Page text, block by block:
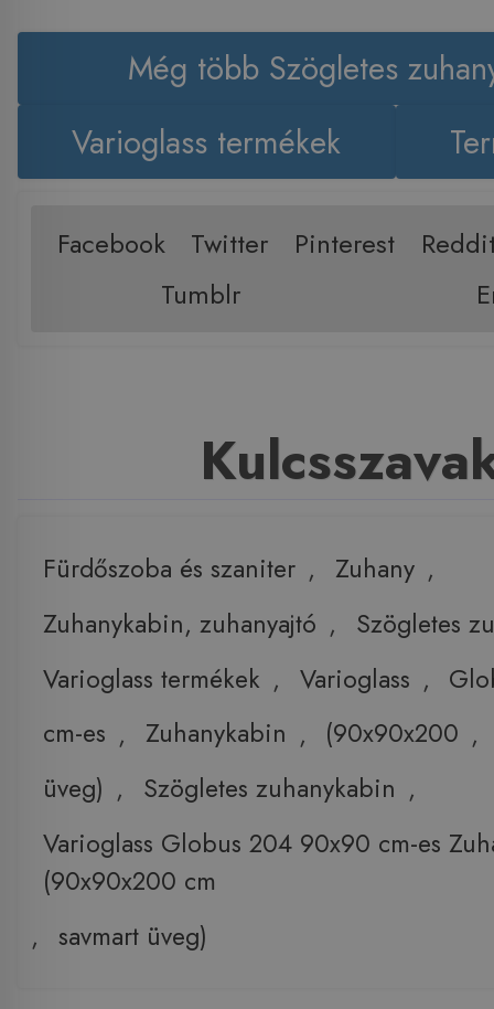
Még több Szögletes
Varioglass termékek
Facebook Twitter Pinterest
Tumblr
Fürdőszoba és szaniter , Zuhany ,
Zuhanykabin, zuhanyajtó ,
Szögletes
Varioglass termékek , Varioglass ,
cm-es , Zuhanykabin , (90x90x200 ,
üveg) , Szögletes zuhanykabin ,
Varioglass Globus 204 90x90 cm-es
(90x90x200 cm
, savmart üveg)